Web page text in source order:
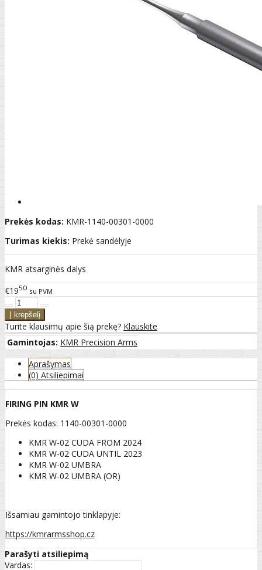
Prekės kodas: KMR-1140-00301-0000
Turimas kiekis: Prekė sandėlyje
KMR atsarginės dalys
€1950 su PVM
Turite klausimų apie šią prekę? Klauskite
Gamintojas: KMR Precision Arms
Aprašymas
(0) Atsiliepimai
FIRING PIN KMR W
Prekės kodas: 1140-00301-0000
KMR W-02 CUDA FROM 2024
KMR W-02 CUDA UNTIL 2023
KMR W-02 UMBRA
KMR W-02 UMBRA (OR)
Išsamiau gamintojo tinklapyje:
https://kmrarmsshop.cz
Parašyti atsiliepimą
Vardas: